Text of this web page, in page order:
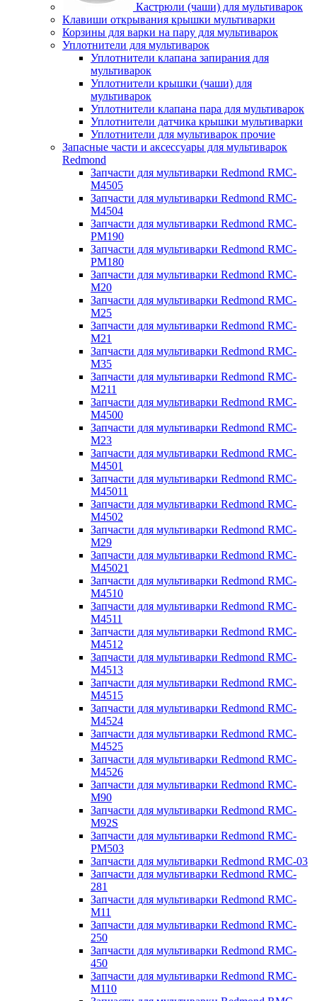
Кастрюли (чаши) для мультиварок
Клавиши открывания крышки мультиварки
Корзины для варки на пару для мультиварок
Уплотнители для мультиварок
Уплотнители клапана запирания для
мультиварок
Уплотнители крышки (чаши) для
мультиварок
Уплотнители клапана пара для мультиварок
Уплотнители датчика крышки мультиварки
Уплотнители для мультиварок прочие
Запасные части и аксессуары для мультиварок
Redmond
Запчасти для мультиварки Redmond RMC-
M4505
Запчасти для мультиварки Redmond RMC-
M4504
Запчасти для мультиварки Redmond RMC-
PM190
Запчасти для мультиварки Redmond RMC-
PM180
Запчасти для мультиварки Redmond RMC-
M20
Запчасти для мультиварки Redmond RMC-
M25
Запчасти для мультиварки Redmond RMC-
M21
Запчасти для мультиварки Redmond RMC-
M35
Запчасти для мультиварки Redmond RMC-
M211
Запчасти для мультиварки Redmond RMC-
M4500
Запчасти для мультиварки Redmond RMC-
M23
Запчасти для мультиварки Redmond RMC-
M4501
Запчасти для мультиварки Redmond RMC-
M45011
Запчасти для мультиварки Redmond RMC-
M4502
Запчасти для мультиварки Redmond RMC-
M29
Запчасти для мультиварки Redmond RMC-
M45021
Запчасти для мультиварки Redmond RMC-
M4510
Запчасти для мультиварки Redmond RMC-
M4511
Запчасти для мультиварки Redmond RMC-
M4512
Запчасти для мультиварки Redmond RMC-
M4513
Запчасти для мультиварки Redmond RMC-
M4515
Запчасти для мультиварки Redmond RMC-
M4524
Запчасти для мультиварки Redmond RMC-
M4525
Запчасти для мультиварки Redmond RMC-
M4526
Запчасти для мультиварки Redmond RMC-
M90
Запчасти для мультиварки Redmond RMC-
M92S
Запчасти для мультиварки Redmond RMC-
PM503
Запчасти для мультиварки Redmond RMC-03
Запчасти для мультиварки Redmond RMC-
281
Запчасти для мультиварки Redmond RMC-
M11
Запчасти для мультиварки Redmond RMC-
250
Запчасти для мультиварки Redmond RMC-
450
Запчасти для мультиварки Redmond RMC-
M110